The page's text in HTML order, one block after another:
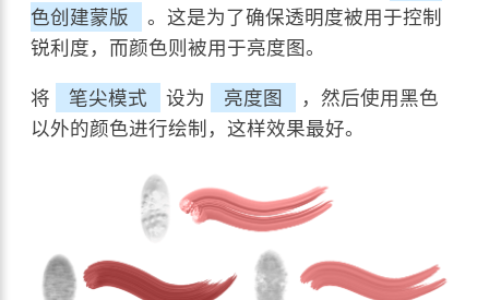
色创建蒙版
。这是为了确保透明度被用于控制
锐利度，而颜色则被用于亮度图。
将 笔尖模式 设为 亮度图
，然后使用黑色
以外的颜色进行绘制，这样效果最好。